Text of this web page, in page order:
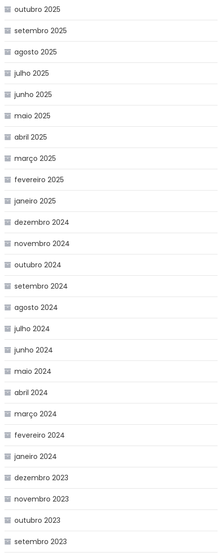
outubro 2025
setembro 2025
agosto 2025
julho 2025
junho 2025
maio 2025
abril 2025
março 2025
fevereiro 2025
janeiro 2025
dezembro 2024
novembro 2024
outubro 2024
setembro 2024
agosto 2024
julho 2024
junho 2024
maio 2024
abril 2024
março 2024
fevereiro 2024
janeiro 2024
dezembro 2023
novembro 2023
outubro 2023
setembro 2023